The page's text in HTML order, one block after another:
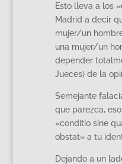
Esto lleva a los
Madrid a decir
mujer/un
una mujer/un
depender
Jueces) de la
Semejante
que parezca,
«conditio sine
obstat» a tu
Dejando a un